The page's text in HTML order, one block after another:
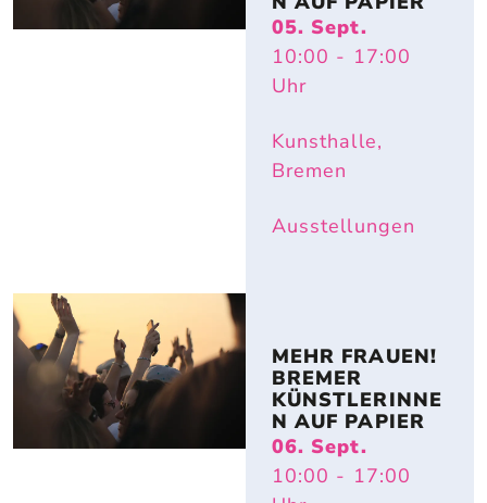
05. Sept.
10:00 - 17:00
Uhr
Kunsthalle,
Bremen
Ausstellungen
MEHR FRAUEN!
BREMER
KÜNSTLERINNE
N AUF PAPIER
06. Sept.
10:00 - 17:00